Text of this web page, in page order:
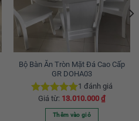
Bộ Bàn Ăn Tròn Mặt Đá Cao Cấp
GR DOHA03
Được xếp
hạng5.00
1 đánh giá
Giá từ: 13.010.000 ₫
Thêm vào giỏ